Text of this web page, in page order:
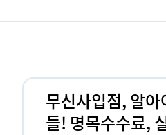
무신사입점, 알아
들! 명목수수료,